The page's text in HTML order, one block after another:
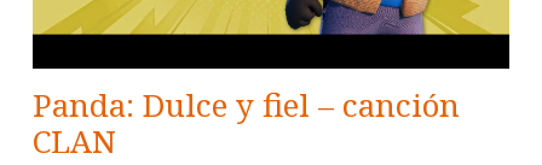
Panda: Dulce y fiel – canción
CLAN